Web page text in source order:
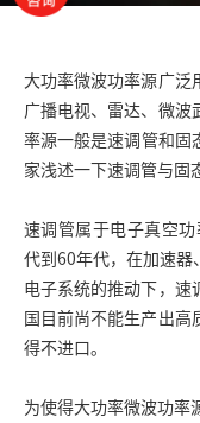
大功率微波功率源广泛
广播电视、雷达、微波
率源一般是速调管和固
家浅述一下速调管与固
速调管属于电子真空
代到60年代，在加速
电子系统的推动下，速
国目前尚不能生产出高
得不进口。
为使得大功率微波功率